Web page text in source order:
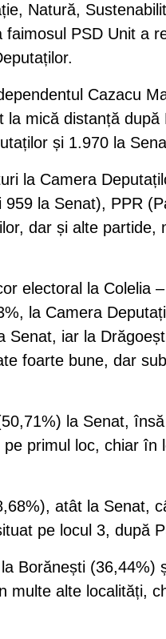
Natură,
PSD Unit a
Cazacu
mică distanță
și 1.970 la
la Camera
la Senat), PPR
dar și alte partide,
electoral la Colelia
la Camera
Senat, iar la
foarte bune, dar
la Senat,
primul loc, chiar în
atât la Senat,
pe locul 3, după
Borănești (36,44%)
alte localități,